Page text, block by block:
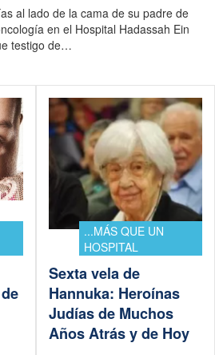
al lado de la cama de su padre de
en el Hospital Hadassah Ein
testigo de…
...MÁS QUE UN
HOSPITAL
Sexta vela de
Hannuka: Heroínas
Judías de Muchos
Años Atrás y de Hoy